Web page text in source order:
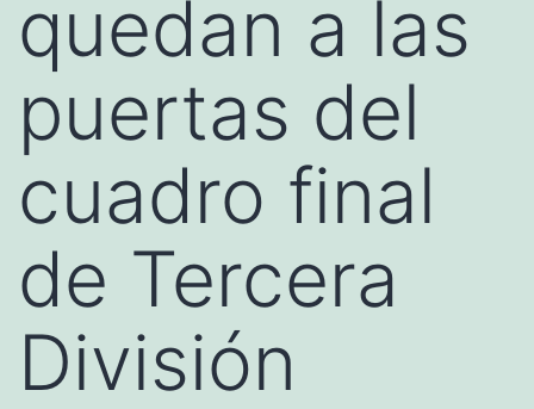
quedan a las
puertas del
cuadro final
de Tercera
División